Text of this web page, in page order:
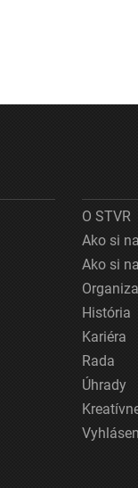
O STVR
Ako si
Ako si
História
Kariéra
Rada
Úhrady